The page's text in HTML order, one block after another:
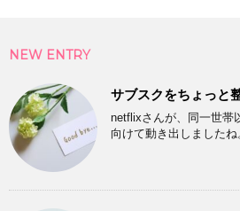
NEW ENTRY
サブスクをちょっと
netflixさんが、同一世帯
向けて動き出しました